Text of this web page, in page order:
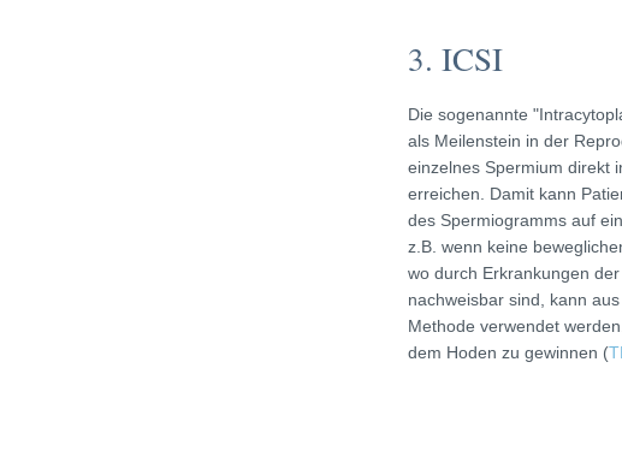
3. ICSI
Die sogenannte
als Meilenstein in der
einzelnes Spermium direkt
erreichen. Damit kann
des Spermiogramms auf
z.B. wenn keine
wo durch Erkrankungen
nachweisbar sind, kann
Methode verwendet
dem Hoden zu gewinnen (